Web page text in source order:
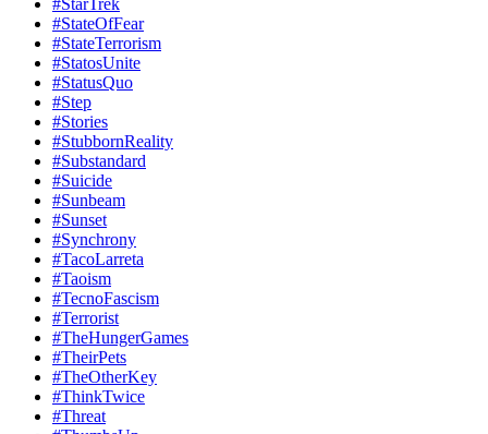
#StarTrek
#StateOfFear
#StateTerrorism
#StatosUnite
#StatusQuo
#Step
#Stories
#StubbornReality
#Substandard
#Suicide
#Sunbeam
#Sunset
#Synchrony
#TacoLarreta
#Taoism
#TecnoFascism
#Terrorist
#TheHungerGames
#TheirPets
#TheOtherKey
#ThinkTwice
#Threat